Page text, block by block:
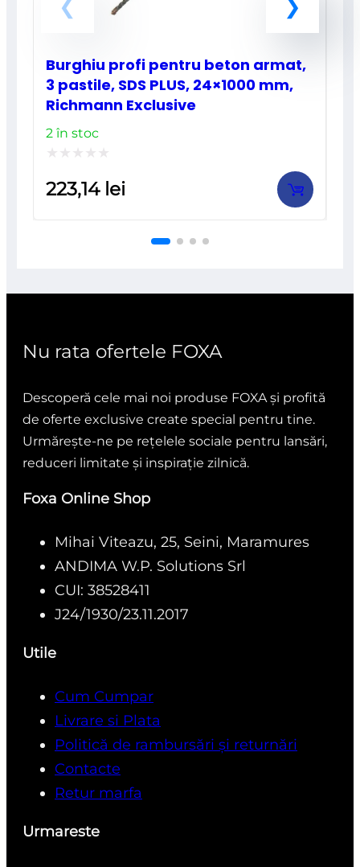
Burghiu profi pentru beton armat,
3 pastile, SDS PLUS, 24×1000 mm,
Richmann Exclusive
2 în stoc
la
223,14 lei
Nu rata ofertele FOXA
Descoperă cele mai noi produse FOXA și profită
de oferte exclusive create special pentru tine.
Urmărește-ne pe rețelele sociale pentru lansări,
reduceri limitate și inspirație zilnică.
Foxa Online Shop
Mihai Viteazu, 25, Seini, Maramures
ANDIMA W.P. Solutions Srl
CUI: 38528411
J24/1930/23.11.2017
Utile
Cum Cumpar
Livrare si Plata
Politică de rambursări și returnări
Contacte
Retur marfa
Urmareste